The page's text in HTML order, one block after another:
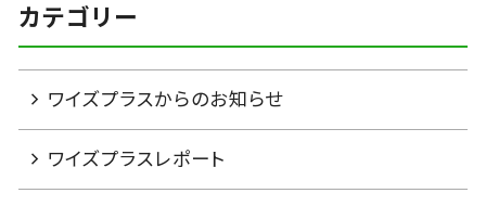
カテゴリー
ワイズプラスからのお知らせ
ワイズプラスレポート